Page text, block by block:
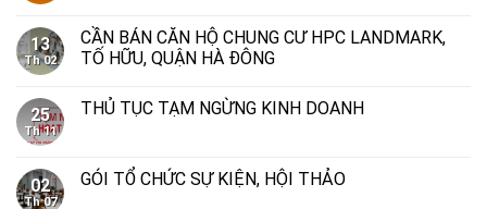
13
Th 02
CẦN BÁN CĂN HỘ CHUNG CƯ HPC LANDMARK,
TỐ HỮU, QUẬN HÀ ĐÔNG
25
Th 11
THỦ TỤC TẠM NGỪNG KINH DOANH
02
Th 07
GÓI TỔ CHỨC SỰ KIỆN, HỘI THẢO